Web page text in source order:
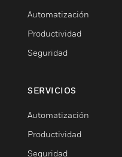
Automatización
Productividad
Seguridad
SERVICIOS
Automatización
Productividad
Seguridad